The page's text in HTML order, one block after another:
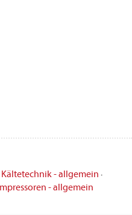
Kältetechnik - allgemein ·
- allgemein